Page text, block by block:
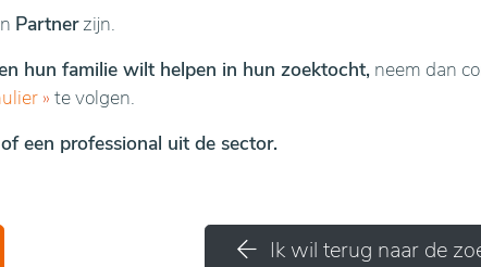
Partnerzijn.
hun familie wilt helpen in hun zoektocht, neem dan
» te volgen.
een professional uit de sector.
Ik wil terug naar de